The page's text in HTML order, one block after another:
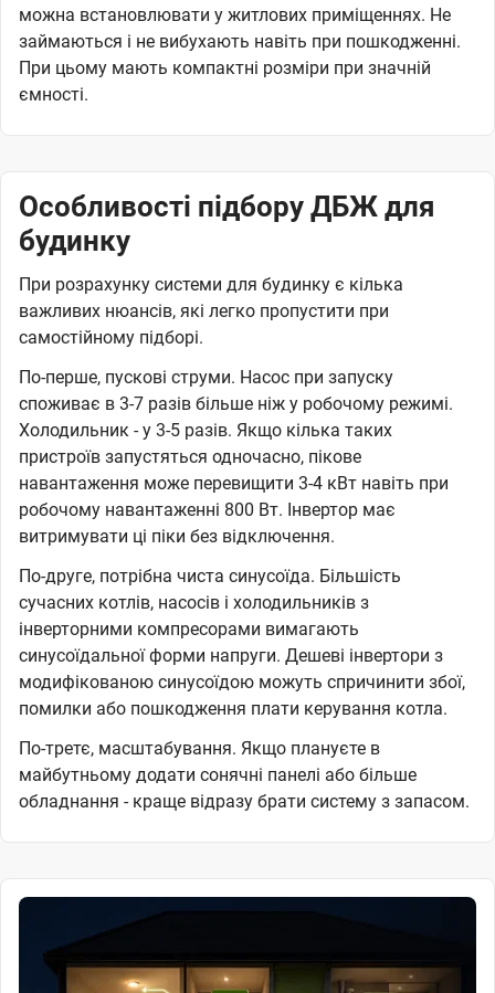
можна встановлювати у житлових приміщеннях. Не
займаються і не вибухають навіть при пошкодженні.
При цьому мають компактні розміри при значній
ємності.
Особливості підбору ДБЖ для
будинку
При розрахунку системи для будинку є кілька
важливих нюансів, які легко пропустити при
самостійному підборі.
По-перше, пускові струми. Насос при запуску
споживає в 3-7 разів більше ніж у робочому режимі.
Холодильник - у 3-5 разів. Якщо кілька таких
пристроїв запустяться одночасно, пікове
навантаження може перевищити 3-4 кВт навіть при
робочому навантаженні 800 Вт. Інвертор має
витримувати ці піки без відключення.
По-друге, потрібна чиста синусоїда. Більшість
сучасних котлів, насосів і холодильників з
інверторними компресорами вимагають
синусоїдальної форми напруги. Дешеві інвертори з
модифікованою синусоїдою можуть спричинити збої,
помилки або пошкодження плати керування котла.
По-третє, масштабування. Якщо плануєте в
майбутньому додати сонячні панелі або більше
обладнання - краще відразу брати систему з запасом.